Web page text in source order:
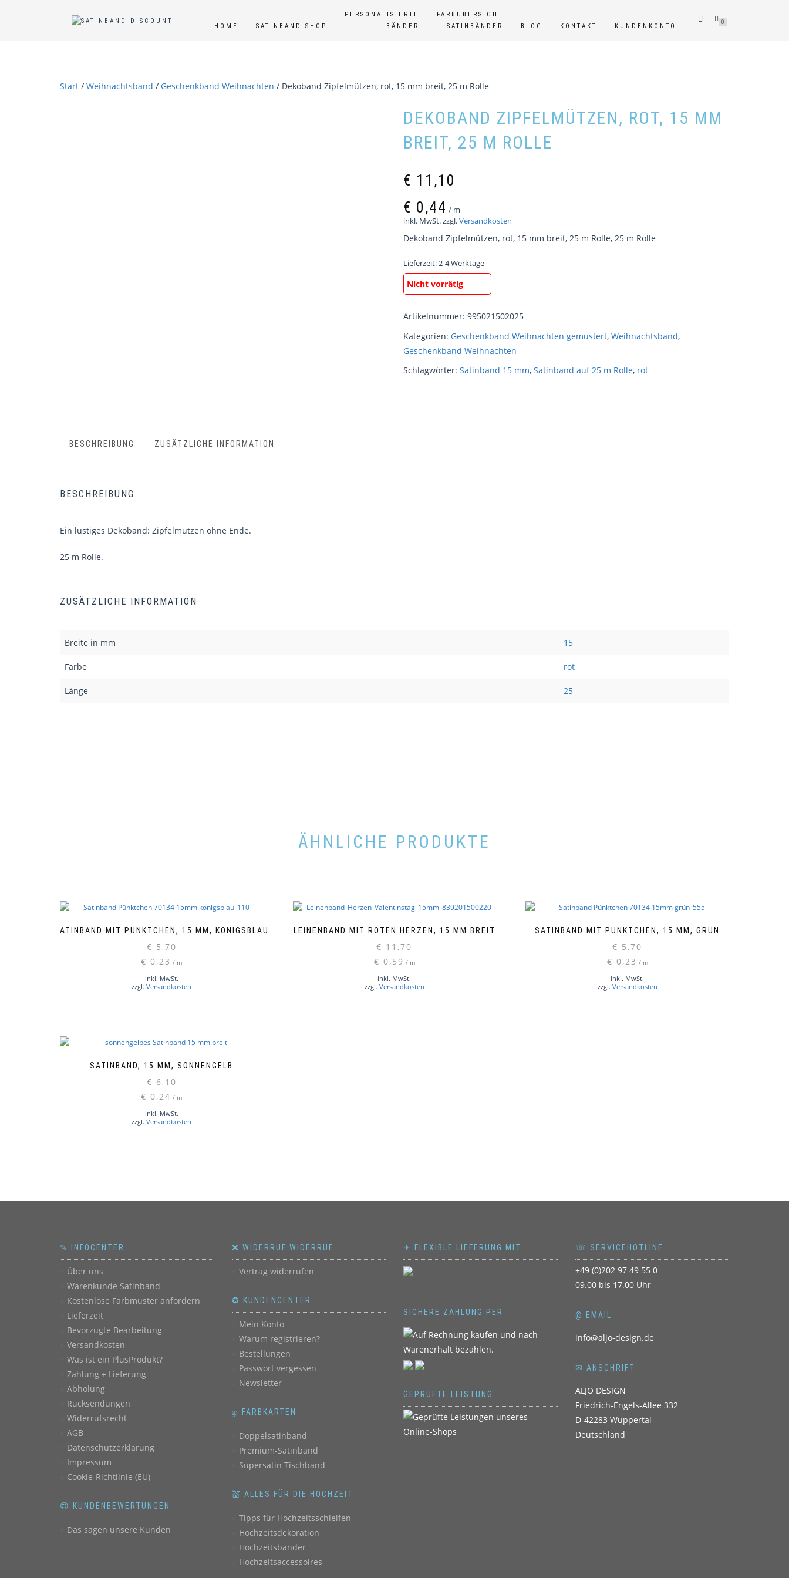
HOME SATINBAND-SHOP
PERSONALISIERTE
BÄNDER
FARBÜBERSICHT
SATINBÄNDER
BLOG KONTAKT KUNDENKONTO
0
Start / Weihnachtsband / Geschenkband Weihnachten / Dekoband Zipfelmützen, rot, 15 mm breit, 25 m Rolle
DEKOBAND ZIPFELMÜTZEN, ROT, 15 MM
BREIT, 25 M ROLLE
€ 11,10
€ 0,44 / m
inkl. MwSt.zzgl.Versandkosten
Dekoband Zipfelmützen, rot, 15 mm breit, 25 m Rolle, 25 m Rolle
Lieferzeit:2-4 Werktage
Nicht vorrätig
Artikelnummer: 995021502025
Kategorien: Geschenkband Weihnachten gemustert, Weihnachtsband,
Geschenkband Weihnachten
Schlagwörter: Satinband 15 mm, Satinband auf 25 m Rolle, rot
BESCHREIBUNG ZUSÄTZLICHE INFORMATION
BESCHREIBUNG
Ein lustiges Dekoband: Zipfelmützen ohne Ende.
25 m Rolle.
ZUSÄTZLICHE INFORMATION
Breite in mm 15
Farbe rot
Länge 25
ÄHNLICHE PRODUKTE
SATINBAND MIT PÜNKTCHEN, 15 MM, KÖNIGSBLAU
€ 5,70
€ 0,23 / m
inkl. MwSt.
zzgl.Versandkosten
LEINENBAND MIT ROTEN HERZEN, 15 MM BREIT
€ 11,70
€ 0,59 / m
inkl. MwSt.
zzgl. Versandkosten
SATINBAND MIT PÜNKTCHEN, 15 MM, GRÜN
€ 5,70
€ 0,23 / m
inkl. MwSt.
zzgl. Versandkosten
SATINBAND, 15 MM, SONNENGELB
€ 6,10
€ 0,24 / m
inkl. MwSt.
zzgl.Versandkosten
✎ INFOCENTER
Über uns
Warenkunde Satinband
Kostenlose Farbmuster anfordern
Lieferzeit
Bevorzugte Bearbeitung
Versandkosten
Was ist ein PlusProdukt?
Zahlung + Lieferung
Abholung
Rücksendungen
Widerrufsrecht
AGB
Datenschutzerklärung
Impressum
Cookie-Richtlinie (EU)
😍 KUNDENBEWERTUNGEN
Das sagen unsere Kunden
❌ WIDERRUF WIDERRUF
Vertrag widerrufen
✪ KUNDENCENTER
Mein Konto
Warum registrieren?
Bestellungen
Passwort vergessen
Newsletter
ஐ FARBKARTEN
Doppelsatinband
Premium-Satinband
Supersatin Tischband
💒 ALLES FÜR DIE HOCHZEIT
Tipps für Hochzeitsschleifen
Hochzeitsdekoration
Hochzeitsbänder
Hochzeitsaccessoires
✈ FLEXIBLE LIEFERUNG MIT
SICHERE ZAHLUNG PER
GEPRÜFTE LEISTUNG
☏ SERVICEHOTLINE
+49 (0)202 97 49 55 0
09.00 bis 17.00 Uhr
@ EMAIL
info@aljo-design.de
✉ ANSCHRIFT
ALJO DESIGN
Friedrich-Engels-Allee 332
D-42283 Wuppertal
Deutschland